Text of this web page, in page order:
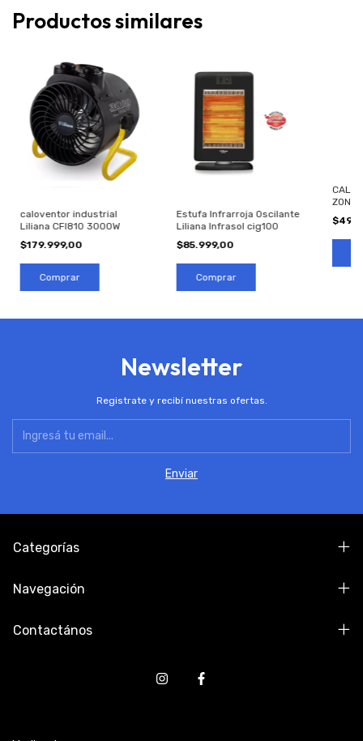
Productos similares
caloventor industrial
Liliana CFI810 3000W
$179.999,00
Estufa Infrarroja Oscilante
Liliana Infrasol cig100
$85.999,00
Newsletter
Registrate y recibí nuestras ofertas.
Categorías
Navegación
Contactános